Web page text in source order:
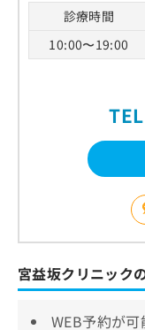
診療時間
10:00〜19:00
TEL
宮益坂クリニック
WEB予約が可